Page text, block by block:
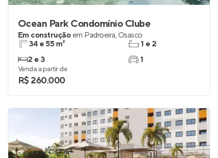
Ocean Park Condomínio Clube
Em construção em Padroeira, Osasco
34 e 55 m²
2 e 3
1 e 2
1
Venda a partir de
R$ 260.000